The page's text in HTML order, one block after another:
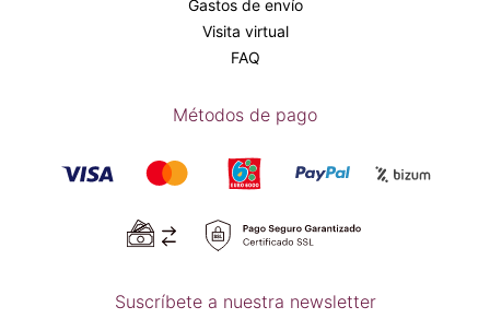
Gastos de envío
Visita virtual
FAQ
Métodos de pago
Suscríbete a nuestra newsletter